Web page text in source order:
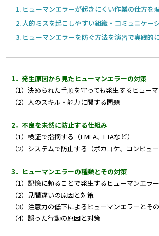
ヒューマンエラーが起きにくい作業の仕方を
人的ミスを起こしやすい組織・コミュニケー
ヒューマンエラーを防ぐ方法を演習で実践的
1．発生原因から見たヒューマンエラーの対策
（1）決められた手順を守っても発生するヒュー
（2）人のスキル・能力に関する問題
2．不良を未然に防止する仕組み
（1）検証で指摘する（FMEA、FTAなど）
（2）システムで防止する（ポカヨケ、コンピュー
3．ヒューマンエラーの種類とその対策
（1）記憶に頼ることで発生するヒューマンエラ
（2）見間違いの原因と対策
（3）注意力の低下によるヒューマンエラーとそ
（4）誤った行動の原因と対策